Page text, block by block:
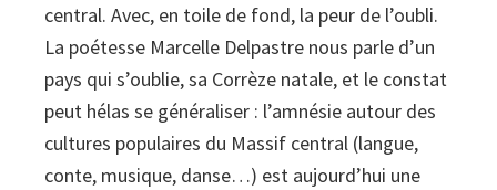
central. Avec, en toile de fond, la peur de l’oubli.
La poétesse Marcelle Delpastre nous parle d’un
pays qui s’oublie, sa Corrèze natale, et le constat
peut hélas se généraliser : l’amnésie autour des
cultures populaires du Massif central (langue,
conte, musique, danse…) est aujourd’hui une